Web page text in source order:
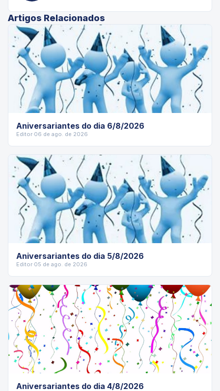
Artigos Relacionados
Aniversariantes do dia 6/8/2026
Editor·06 de ago. de 2026
Aniversariantes do dia 5/8/2026
Editor·05 de ago. de 2026
Aniversariantes do dia 4/8/2026